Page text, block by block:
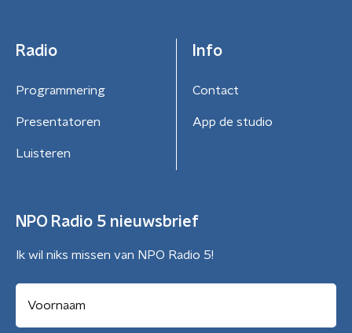
Radio
Programmering
Presentatoren
Luisteren
Info
Contact
App de studio
NPO Radio 5 nieuwsbrief
Ik wil niks missen van NPO Radio 5!